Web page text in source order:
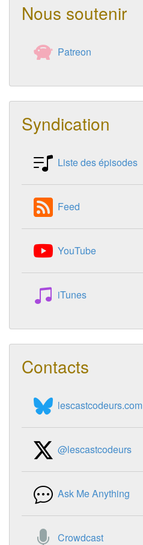
Nous soutenir
Patreon
Syndication
Liste des épisodes
Feed
YouTube
iTunes
Contacts
lescastcodeurs.com
@lescastcodeurs
Ask Me Anything
Crowdcast